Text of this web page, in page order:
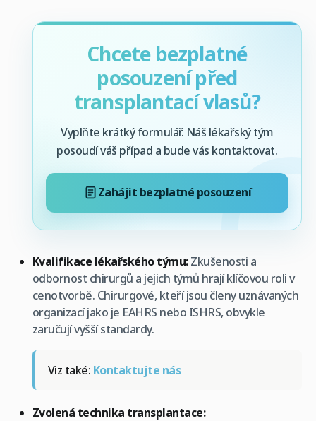
Chcete bezplatné
posouzení před
transplantací vlasů?
Vyplňte krátký formulář. Náš lékařský tým
posoudí váš případ a bude vás kontaktovat.
Zahájit bezplatné posouzení
Kvalifikace lékařského týmu:Zkušenosti a
odbornost chirurgů a jejich týmů hrají klíčovou roli v
cenotvorbě. Chirurgové, kteří jsou členy uznávaných
organizací jako je EAHRS nebo ISHRS, obvykle
zaručují vyšší standardy.
Viz také: Kontaktujte nás
Zvolená technika transplantace: